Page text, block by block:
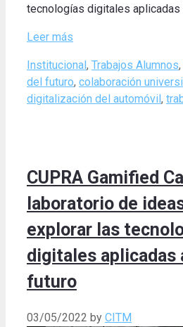
tecnologías digitales aplicadas
Leer más
Categories
Institucional , Trabajos Alumnos,
del futuro, colaboración
digitalización del automóvil ,
CUPRA Gamified
laboratorio de
explorar las
digitales aplicadas
futuro
03/05/2022 by CITM